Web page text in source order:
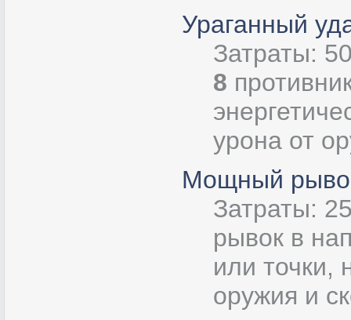
Ураганный
Затраты:
8
урона от
Мощный
Затраты:
рывок в
или
оружия и